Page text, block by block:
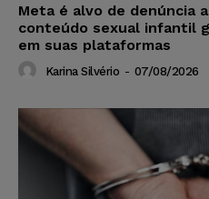
Meta é alvo de denúncia
conteúdo sexual infantil
em suas plataformas
Karina Silvério - 07/08/2026